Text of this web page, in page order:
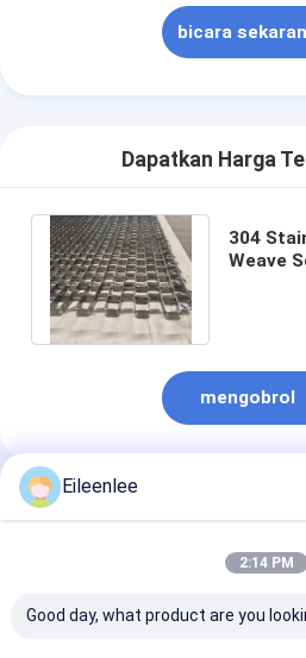
bicara
Dapatkan Harga
304
Weave
mengobrol
Rekomendasi Produk
Eileenlee
2:14 PM
Good day, what product are you